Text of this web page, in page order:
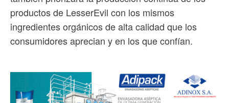
productos de LesserEvil con los mismos
ingredientes orgánicos de alta calidad que los
consumidores aprecian y en los que confían.